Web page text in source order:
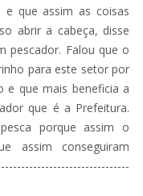
e que assim as coisas
abrir a cabeça, disse
pescador. Falou que o
para este setor por
e que mais beneficia a
que é a Prefeitura.
porque assim o
assim conseguiram